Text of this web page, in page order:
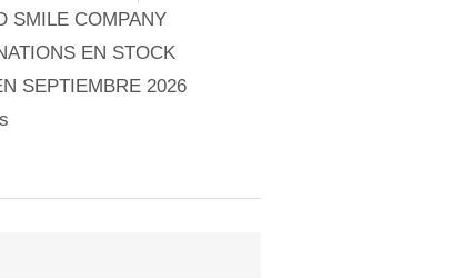
SMILE COMPANY
EN STOCK
SEPTIEMBRE 2026